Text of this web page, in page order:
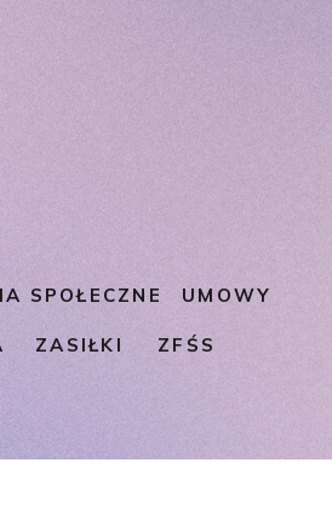
UMOWY
SPOŁECZNE
ZASIŁKI ZFŚS